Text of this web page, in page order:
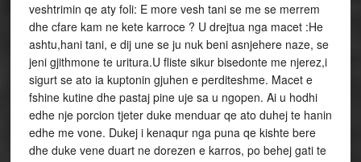
veshtrimin qe aty foli: E more vesh tani se me se merrem
dhe cfare kam ne kete karroce ? U drejtua nga macet :He
ashtu,hani tani, e dij une se ju nuk beni asnjehere naze, se
jeni gjithmone te uritura.U fliste sikur bisedonte me njerez,i
sigurt se ato ia kuptonin gjuhen e perditeshme. Macet e
fshine kutine dhe pastaj pine uje sa u ngopen. Ai u hodhi
edhe nje porcion tjeter duke menduar qe ato duhej te hanin
edhe me vone. Dukej i kenaqur nga puna qe kishte bere
dhe duke vene duart ne dorezen e karros, po behej gati te